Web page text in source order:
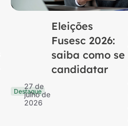
Destaque
27 de
julho de
2026
Eleições
Fusesc 2026:
saiba como se
candidatar